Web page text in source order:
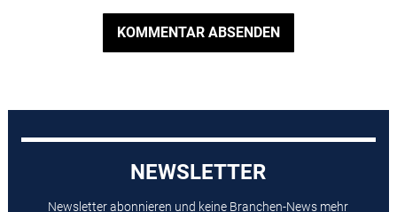
KOMMENTAR ABSENDEN
NEWSLETTER
Newsletter abonnieren und keine Branchen-News mehr